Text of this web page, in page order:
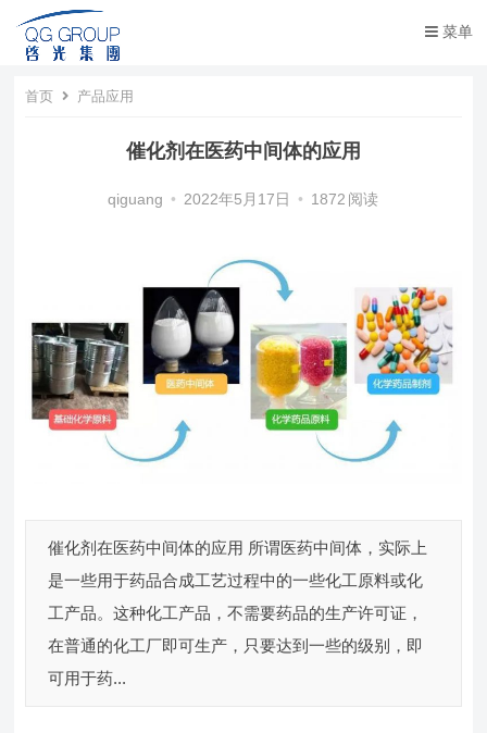
菜单
首页 产品应用
催化剂在医药中间体的应用
qiguang • 2022年5月17日 • 1872 阅读
催化剂在医药中间体的应用 所谓医药中间体，实际上
是一些用于药品合成工艺过程中的一些化工原料或化
工产品。这种化工产品，不需要药品的生产许可证，
在普通的化工厂即可生产，只要达到一些的级别，即
可用于药...